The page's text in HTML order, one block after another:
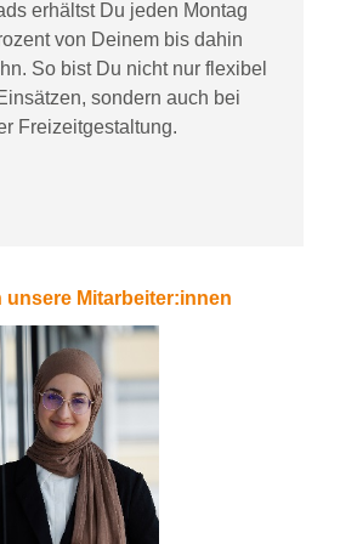
erhältst Du jeden Montag
von Deinem bis dahin
. So bist Du nicht nur flexibel
, sondern auch bei
Freizeitgestaltung.
unsere Mitarbeiter:innen